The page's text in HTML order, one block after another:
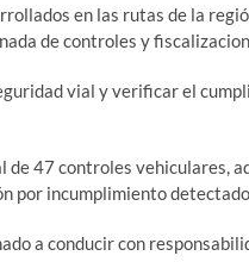
en las rutas de la
de controles y
vial y verificar el
47 controles vehiculares,
por incumplimiento
a conducir con